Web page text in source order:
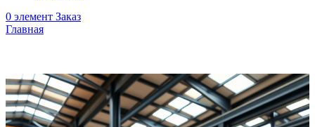
0 элемент Заказ
Главная